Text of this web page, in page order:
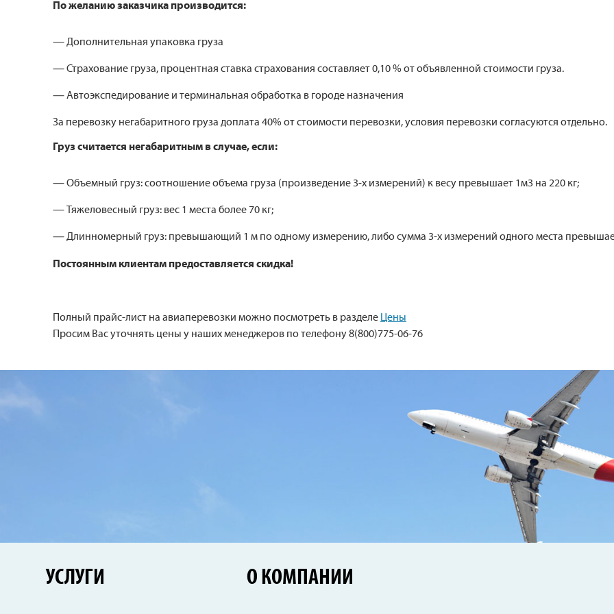
По желанию заказчика производится:
— Дополнительная упаковка груза
— Страхование груза, процентная ставка страхования составляет 0,10 % от объявленной стоимости груза.
— Автоэкспедирование и терминальная обработка в городе назначения
За перевозку негабаритного груза доплата 40% от стоимости перевозки, условия перевозки согласуются отдельно.
Груз считается негабаритным в случае, если:
— Объемный груз: соотношение объема груза (произведение 3-х измерений) к весу превышает 1м3 на 220 кг;
— Тяжеловесный груз: вес 1 места более 70 кг;
— Длинномерный груз: превышающий 1 м по одному измерению, либо сумма 3-х измерений одного места
Постоянным клиентам предоставляется скидка!
Полный прайс-лист на авиаперевозки можно посмотреть в разделе Цены
Просим Вас уточнять цены у наших менеджеров по телефону 8(800)775-06-76
УСЛУГИ О КОМПАНИИ